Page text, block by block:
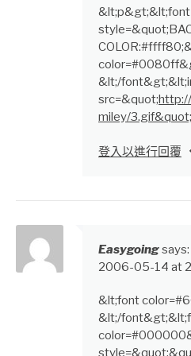
&lt;p&gt;&lt;font
&lt;/
src=&quot;
miley/
登入以進行回覆
Easygoingsays:
2006-05-14 at
&lt;font
&lt;/